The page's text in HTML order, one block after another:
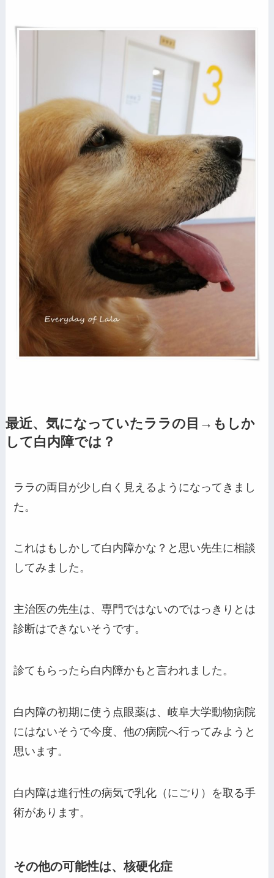
最近、気になっていたララの目→もしか
して白内障では？
ララの両目が少し白く見えるようになってきまし
た。
これはもしかして白内障かな？と思い先生に相談
してみました。
主治医の先生は、専門ではないのではっきりとは
診断はできないそうです。
診てもらったら白内障かもと言われました。
白内障の初期に使う点眼薬は、岐阜大学動物病院
にはないそうで今度、他の病院へ行ってみようと
思います。
白内障は進行性の病気で乳化（にごり）を取る手
術があります。
その他の可能性は、核硬化症